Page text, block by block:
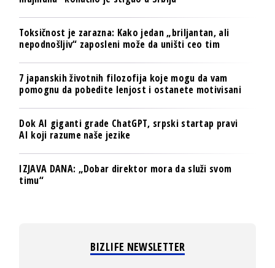
Toksičnost je zarazna: Kako jedan „briljantan, ali
nepodnošljiv“ zaposleni može da uništi ceo tim
7 japanskih životnih filozofija koje mogu da vam
pomognu da pobedite lenjost i ostanete motivisani
Dok AI giganti grade ChatGPT, srpski startap pravi
AI koji razume naše jezike
IZJAVA DANA: „Dobar direktor mora da služi svom
timu“
BIZLIFE NEWSLETTER